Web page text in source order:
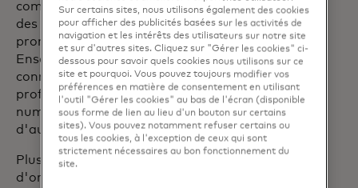
complémentaires des partenaires dans
des zones géographiques clés afin de
promouvoir un accès numérique durable.
Ensemble, les partenaires assureront la
connectivité, la formation
professionnelle, l'emploi et l'accès
numérique aux services financiers et à
d'autres services essentiels.
Plus d'une demi-douzaine
d'organisations se sont engagées à
Sur certains sites, nous utilisons également des cookies
pour afficher des publicités basées sur les activités de
navigation et les intérêts des utilisateurs sur notre site
et sur d'autres sites. Cliquez sur "Gérer les cookies" ci-
dessous pour savoir quels cookies nous utilisons sur ce
site et pourquoi. Vous pouvez toujours modifier vos
préférences en matière de consentement en utilisant
l'outil "Gérer les cookies" au bas de l'écran (disponible
sous forme de lien au lieu d'un bouton sur certains
sites). Vous pouvez notamment refuser certains ou
tous les cookies, à l'exception de ceux qui sont
strictement nécessaires au bon fonctionnement du
site.